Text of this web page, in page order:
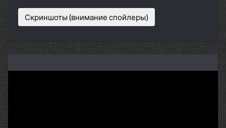
Скриншоты (внимание спойлеры)